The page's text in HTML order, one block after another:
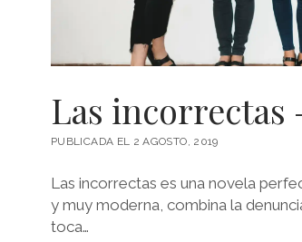
Las incorrectas
PUBLICADA EL 2 AGOSTO, 2019
Las incorrectas es una novela
y muy moderna, combina la
toca…